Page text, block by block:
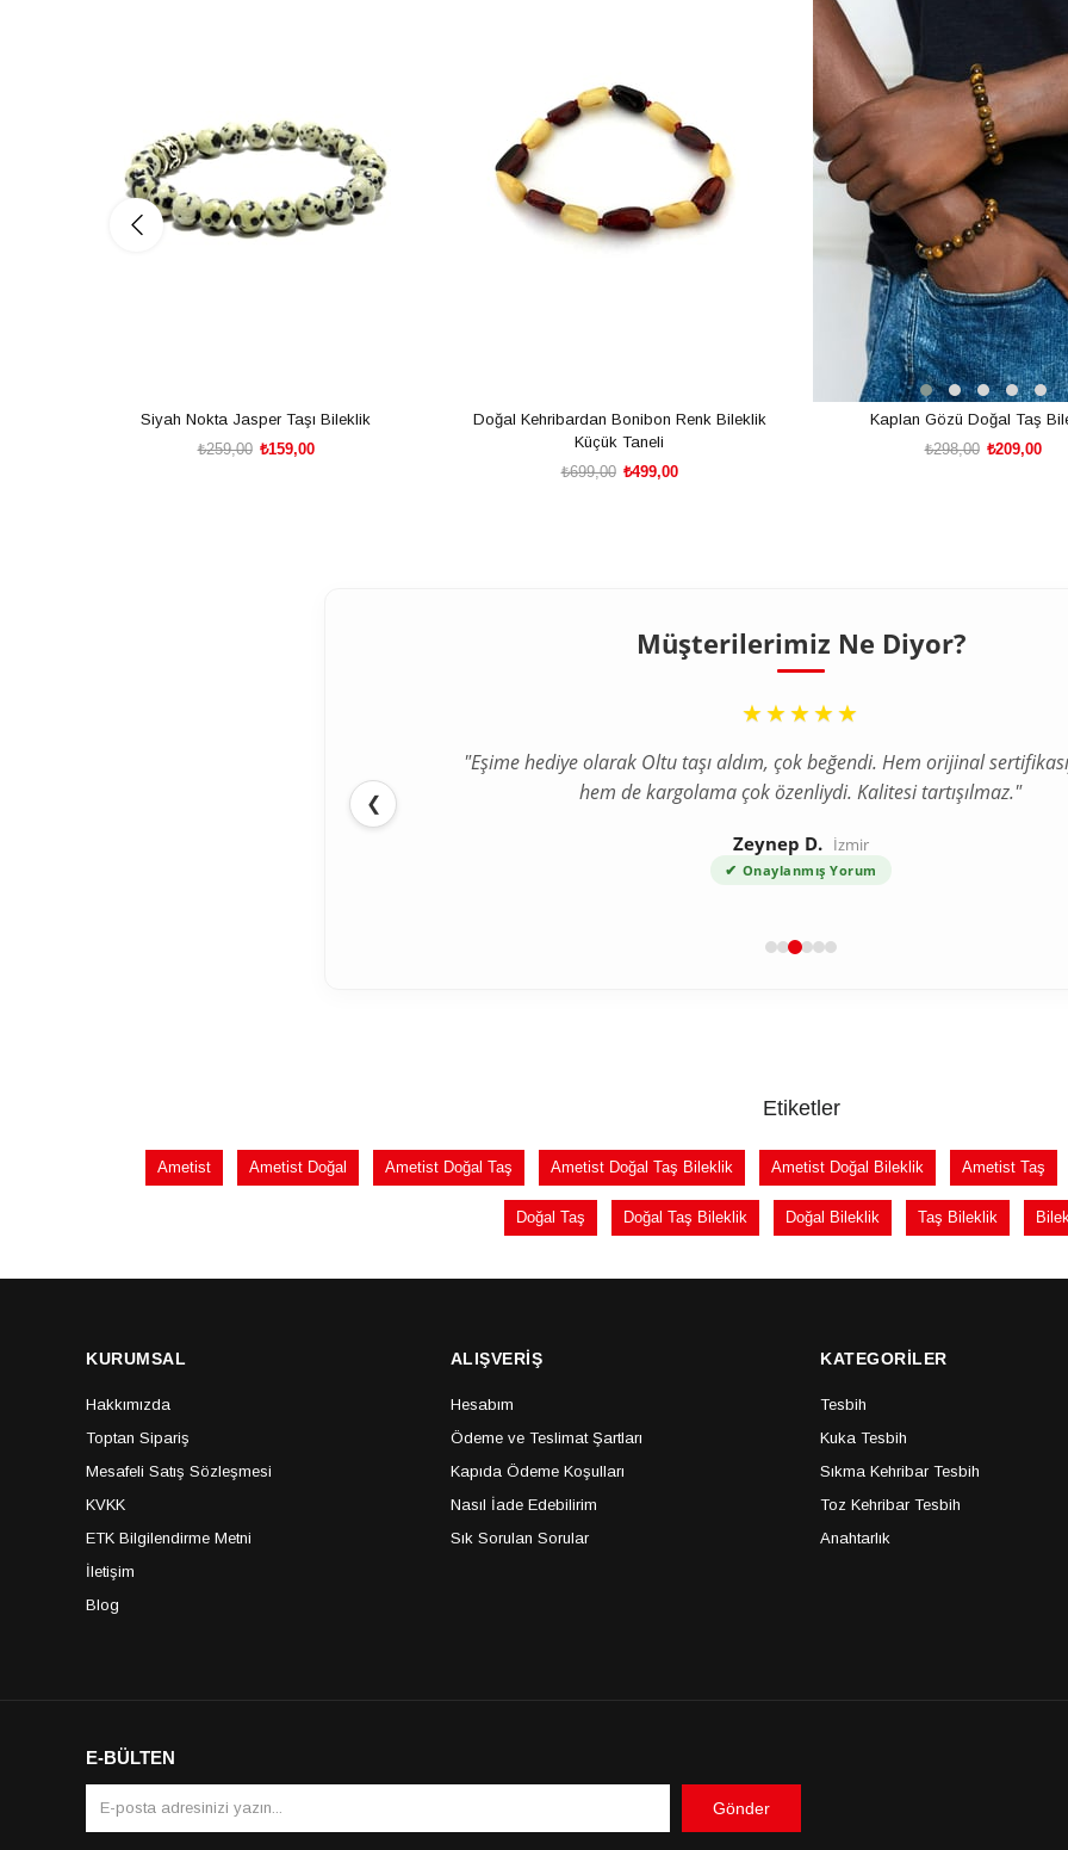
Siyah Nokta Jasper Taşı Bileklik
₺159,00
₺259,00
Doğal Kehribardan Bonibon Renk Bileklik
Küçük Taneli
₺499,00
₺699,00
Kaplan Gözü Doğal Taş
₺209,00
₺298,00
Müşterilerimiz Ne Diyor?
❮
“
★★★★★
"Eşime hediye olarak Oltu taşı aldım, çok beğendi. Hem orijinal
hem de kargolama çok özenliydi. Kalitesi tartışılmaz."
Zeynep D. İzmir
✔ Onaylanmış Yorum
Etiketler
Ametist Ametist Doğal Ametist Doğal Taş Ametist Doğal Taş Bileklik Ametist Doğal Bileklik Ametist Taş
Doğal Taş Doğal Taş Bileklik Doğal Bileklik Taş Bileklik
KURUMSAL
Hakkımızda
Toptan Sipariş
Mesafeli Satış Sözleşmesi
KVKK
ETK Bilgilendirme Metni
İletişim
Blog
ALIŞVERİŞ
Hesabım
Ödeme ve Teslimat Şartları
Kapıda Ödeme Koşulları
Nasıl İade Edebilirim
Sık Sorulan Sorular
KATEGORİLER
Tesbih
Kuka Tesbih
Sıkma Kehribar Tesbih
Toz Kehribar Tesbih
Anahtarlık
E-BÜLTEN
Gönder